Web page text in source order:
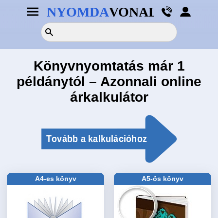
Nyomdai
PDF
ellenőrző
vastagság
kalkulátor
útmutató
minta
letöltése
TERMÉKEK
OLDALAS
Meghívó
Egyedi
méret
×
×
Könyvnyomtatás már 1
példánytól – Azonnali online
árkalkulátor
A4-es könyv A5-ös könyv